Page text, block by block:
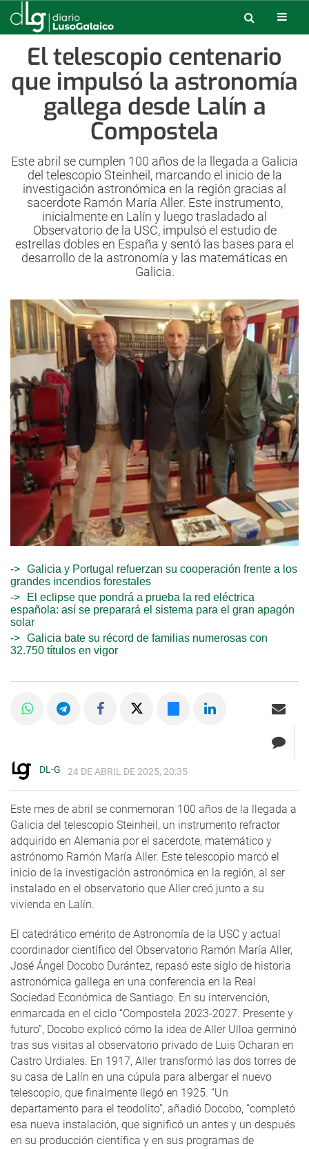
El telescopio centenario
que impulsó la astronomía
gallega desde Lalín a
Compostela
Este abril se cumplen 100 años de la llegada a Galicia
del telescopio Steinheil, marcando el inicio de la
investigación astronómica en la región gracias al
sacerdote Ramón María Aller. Este instrumento,
inicialmente en Lalín y luego trasladado al
Observatorio de la USC, impulsó el estudio de
estrellas dobles en España y sentó las bases para el
desarrollo de la astronomía y las matemáticas en
Galicia.
Galicia y Portugal refuerzan su cooperación frente a los
grandes incendios forestales
El eclipse que pondrá a prueba la red eléctrica
española: así se preparará el sistema para el gran apagón
solar
Galicia bate su récord de familias numerosas con
32.750 títulos en vigor
DL-G 24 DE ABRIL DE 2025, 20:35
Este mes de abril se conmemoran 100 años de la llegada a
Galicia del telescopio Steinheil, un instrumento refractor
adquirido en Alemania por el sacerdote, matemático y
astrónomo Ramón María Aller. Este telescopio marcó el
inicio de la investigación astronómica en la región, al ser
instalado en el observatorio que Aller creó junto a su
vivienda en Lalín.
El catedrático emérito de Astronomía de la USC y actual
coordinador científico del Observatorio Ramón María Aller,
José Ángel Docobo Durántez, repasó este siglo de historia
astronómica gallega en una conferencia en la Real
Sociedad Económica de Santiago. En su intervención,
enmarcada en el ciclo “Compostela 2023-2027. Presente y
futuro”, Docobo explicó cómo la idea de Aller Ulloa germinó
tras sus visitas al observatorio privado de Luis Ocharan en
Castro Urdiales. En 1917, Aller transformó las dos torres de
su casa de Lalín en una cúpula para albergar el nuevo
telescopio, que finalmente llegó en 1925. “Un
departamento para el teodolito”, añadió Docobo, “completó
esa nueva instalación, que significó un antes y un después
en su producción científica y en sus programas de